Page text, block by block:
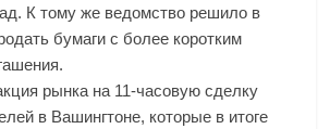
К тому же ведомство решило в
бумаги с более коротким
рынка на 11-часовую сделку
в Вашингтоне, которые в итоге